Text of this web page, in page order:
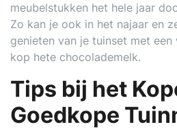
meubelstukken het hele jaar
Zo kan je ook in het najaar en
genieten van je tuinset met een
kop hete chocolademelk.
Tips bij het
Goedkope